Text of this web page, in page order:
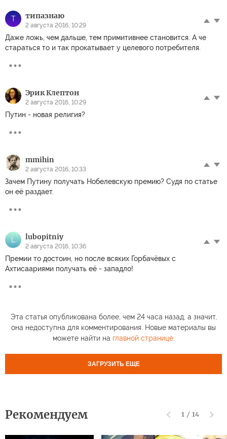
Т типазнаю
2 августа 2016, 10:29
Даже ложь, чем дальше, тем примитивнее становится. А че
стараться то и так прокатывает у целевого потребителя.
Эрик Клептон
2 августа 2016, 10:29
Путин - новая религия?
mmihin
2 августа 2016, 10:33
Зачем Путину получать Нобелевскую премию? Судя по статье
он её раздает.
L lubopitniy
2 августа 2016, 10:36
Премии то достоин, но после всяких Горбачёвых с
Ахтисаариями получать её - западло!
Эта статья опубликована более, чем 24 часа назад, а значит,
она недоступна для комментирования. Новые материалы вы
можете найти на главной странице.
ЗАГРУЗИТЬ ЕЩЕ
Рекомендуем 1 / 14